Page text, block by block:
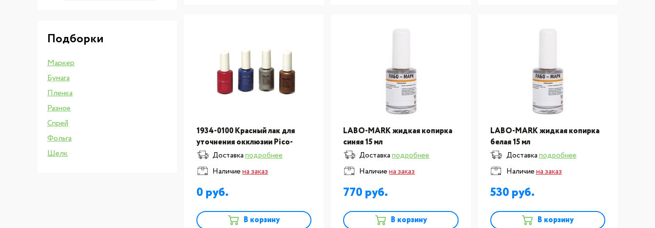
Подборки
Маркер
Бумага
Пленка
Разное
Спрей
Фольга
Шелк
1934-0100 Красный лак для
уточнения окклюзии Pico-
Mark, в отдельных упаковках
по 12мл
Доставкаподробнее
Наличиена заказ
0
В корзину
LABO-MARK жидкая копирка
синяя 15 мл
Доставкаподробнее
Наличиена заказ
770
В корзину
LABO-MARK жидкая копирка
белая 15 мл
Доставкаподробнее
Наличиена заказ
530
В корзину